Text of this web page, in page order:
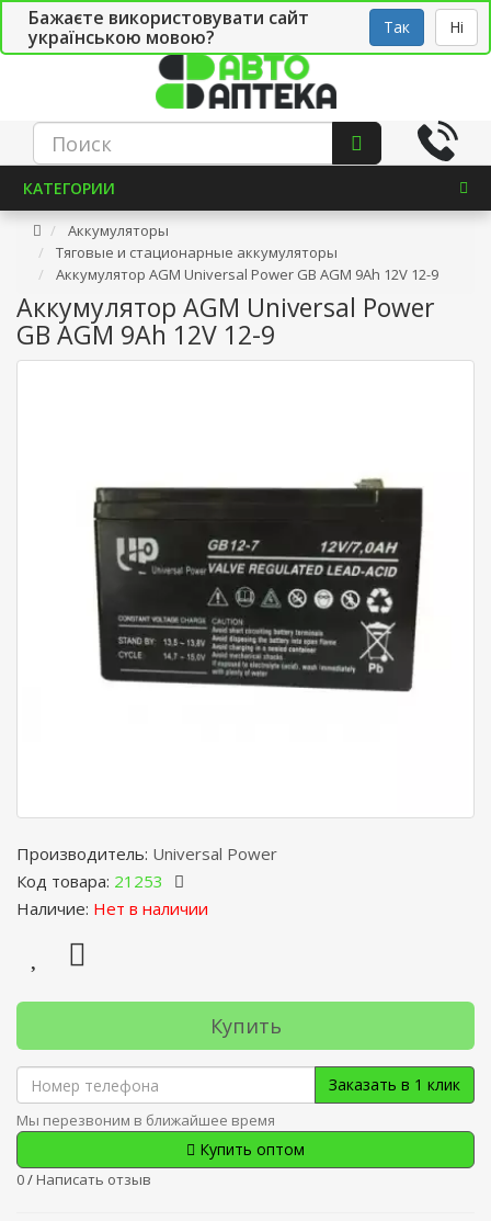
Бажаєте використовувати сайт
українською мовою?
Так Ні
СТО Укр
КАТЕГОРИИ
Аккумуляторы
Тяговые и стационарные аккумуляторы
Аккумулятор AGM Universal Power GB AGM 9Ah 12V 12-9
Аккумулятор AGM Universal Power
GB AGM 9Ah 12V 12-9
Производитель: Universal Power
Код товара: 21253
Наличие: Нет в наличии
Купить
Заказать в 1 клик
Мы перезвоним в ближайшее время
Купить оптом
0/ Написать отзыв